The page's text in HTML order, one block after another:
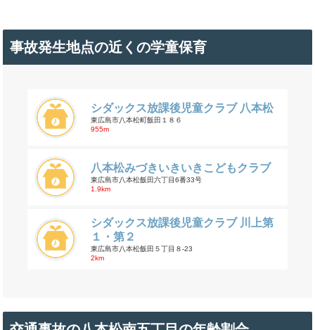
事故発生地点の近くの学童保育
シダックス放課後児童クラブ 八本松
東広島市八本松町飯田１８６
955m
八本松みづきいきいきこどもクラブ
東広島市八本松飯田六丁目6番33号
1.9km
シダックス放課後児童クラブ 川上第
１・第２
東広島市八本松飯田５丁目８-23
2km